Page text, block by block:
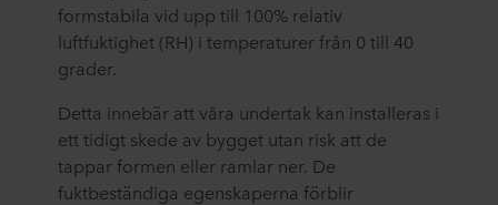
formstabila vid upp till 100% relativ
luftfuktighet (RH) i temperaturer från 0 till 40
grader.
Detta innebär att våra undertak kan installeras i
ett tidigt skede av bygget utan risk att de
tappar formen eller ramlar ner. De
fuktbeständiga egenskaperna förblir